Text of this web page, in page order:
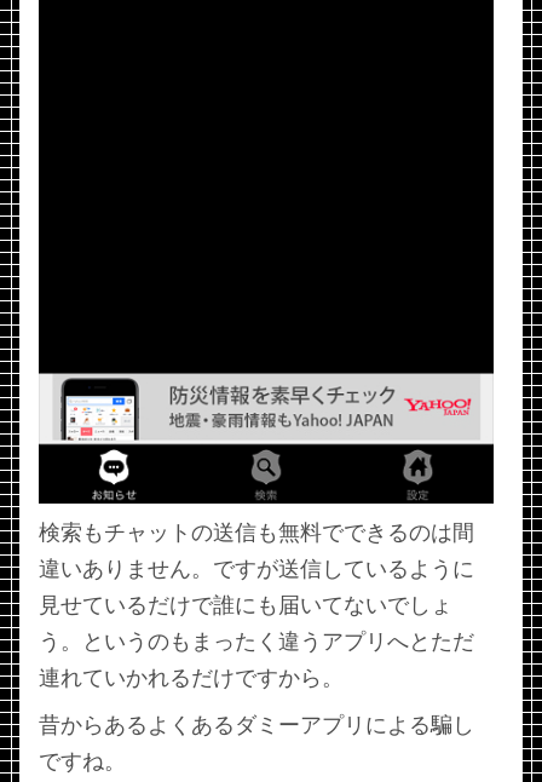
検索もチャットの送信も無料でできるのは間
違いありません。ですが送信しているように
見せているだけで誰にも届いてないでしょ
う。というのもまったく違うアプリへとただ
連れていかれるだけですから。
昔からあるよくあるダミーアプリによる騙し
ですね。